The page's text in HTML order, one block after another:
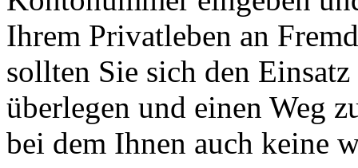
Ihrem Privatleben an
sollten Sie sich den
überlegen und einen Weg
bei dem Ihnen auch keine